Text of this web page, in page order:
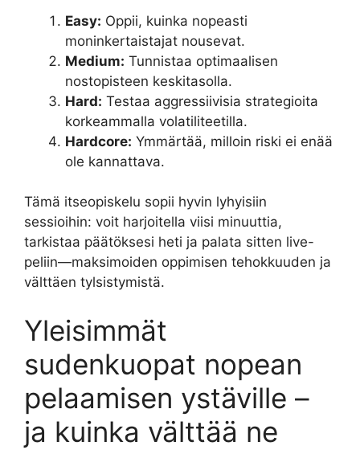
Easy: Oppii, kuinka nopeasti
moninkertaistajat nousevat.
Medium: Tunnistaa optimaalisen
nostopisteen keskitasolla.
Hard: Testaa aggressiivisia strategioita
korkeammalla volatiliteetilla.
Hardcore: Ymmärtää, milloin riski ei enää
ole kannattava.
Tämä itseopiskelu sopii hyvin lyhyisiin
sessioihin: voit harjoitella viisi minuuttia,
tarkistaa päätöksesi heti ja palata sitten live-
peliin—maksimoiden oppimisen tehokkuuden ja
välttäen tylsistymistä.
Yleisimmät
sudenkuopat nopean
pelaamisen ystäville –
ja kuinka välttää ne